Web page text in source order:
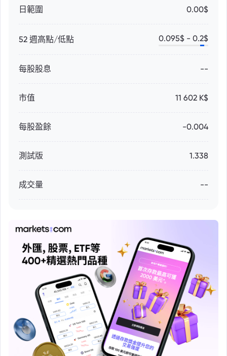
日範圍 0.00$
52 週高點/低點 0.095$ - 0.2$
每股股息 --
市值 11 602 K$
每股盈餘 -0.004
測試版 1.338
成交量 --